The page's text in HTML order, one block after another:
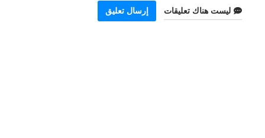
ليست هناك تعليقات إرسال تعليق